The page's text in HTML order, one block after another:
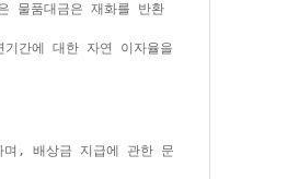
물품대금은 재화를 반환
간에 대한 자연 이자율을
며, 배상금 지급에 관한 문